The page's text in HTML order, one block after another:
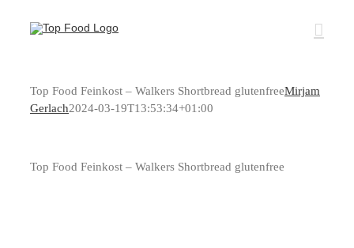
Inhalt
Top Food Feinkost – Walkers Shortbread glutenfreeMirjam
Gerlach2024-03-19T13:53:34+01:00
Top Food Feinkost – Walkers Shortbread glutenfree